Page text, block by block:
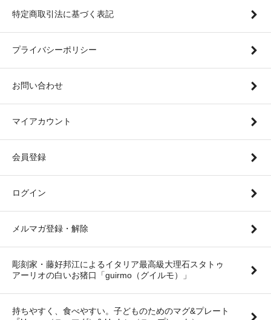
特定商取引法に基づく表記
プライバシーポリシー
お問い合わせ
マイアカウント
会員登録
ログイン
メルマガ登録・解除
彫刻家・藤好邦江によるイタリア最高級大理石スタトゥ
アーリオの白いお猪口「guirmo（グイルモ）」
持ちやすく、食べやすい。子どものためのマグ&プレート